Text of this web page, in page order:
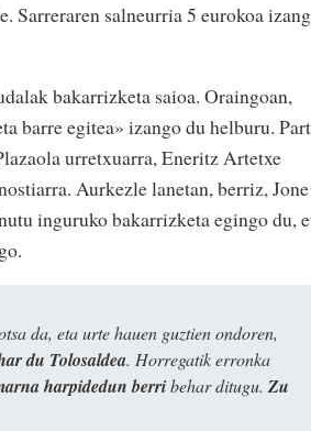
Sarreraren salneurria 5 eurokoa
bakarrizketa saioa. Oraingoan,
barre egitea» izango du helburu.
urretxuarra, Eneritz Artetxe
Aurkezle lanetan, berriz, Jone
inguruko bakarrizketa egingo du,
da, eta urte hauen guztien ondoren,
du Tolosaldea. Horregatik erronka
harpidedun berribehar ditugu. Zu